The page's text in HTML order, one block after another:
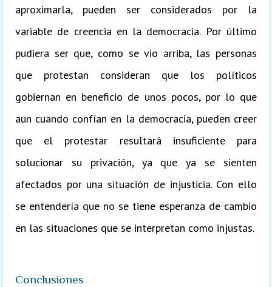
aproximarla, pueden ser considerados por la
variable de creencia en la democracia. Por último
pudiera ser que, como se vio arriba, las personas
que protestan consideran que los políticos
gobiernan en beneficio de unos pocos, por lo que
aun cuando confían en la democracia, pueden creer
que el protestar resultará insuficiente para
solucionar su privación, ya que ya se sienten
afectados por una situación de injusticia. Con ello
se entendería que no se tiene esperanza de cambio
en las situaciones que se interpretan como injustas.
Conclusiones